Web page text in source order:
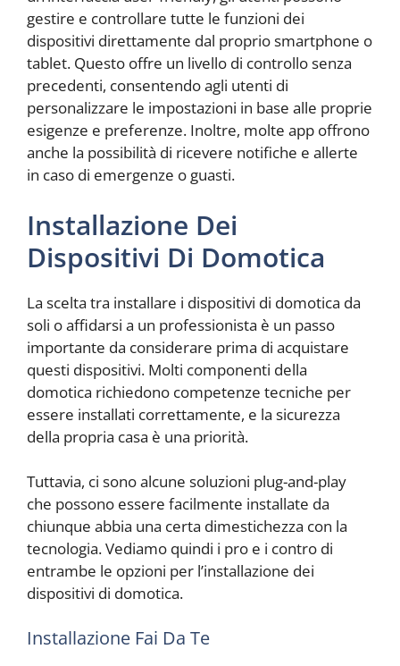
gestire e controllare tutte le funzioni dei
dispositivi direttamente dal proprio smartphone o
tablet. Questo offre un livello di controllo senza
precedenti, consentendo agli utenti di
personalizzare le impostazioni in base alle proprie
esigenze e preferenze. Inoltre, molte app offrono
anche la possibilità di ricevere notifiche e allerte
in caso di emergenze o guasti.
Installazione Dei
Dispositivi Di Domotica
La scelta tra installare i dispositivi di domotica da
soli o affidarsi a un professionista è un passo
importante da considerare prima di acquistare
questi dispositivi. Molti componenti della
domotica richiedono competenze tecniche per
essere installati correttamente, e la sicurezza
della propria casa è una priorità.
Tuttavia, ci sono alcune soluzioni plug-and-play
che possono essere facilmente installate da
chiunque abbia una certa dimestichezza con la
tecnologia. Vediamo quindi i pro e i contro di
entrambe le opzioni per l’installazione dei
dispositivi di domotica.
Installazione Fai Da Te